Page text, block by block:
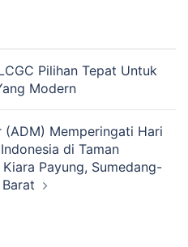
Pilihan Tepat Untuk
Modern
Memperingati Hari
di Taman
Payung, Sumedang-